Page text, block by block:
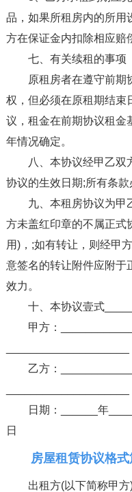
品，如果所租房内的所用
方在保证金内扣除相应赔
七、有关续租的事项
原租房者在遵守前期
权，但必须在原租期结束
议，租金在前期协议租金
年情况确定。
八、本协议经甲乙双
协议的生效日期;所有条款
九、本租房协议为甲
方未盖红印章的不属正式
用)，;如有转让，则经甲
意签名的转让附件应附于
效力。
十、本协议壹式
甲方：
乙方：
日期：______年
日
房屋租赁协议格式
出租方(以下简称甲